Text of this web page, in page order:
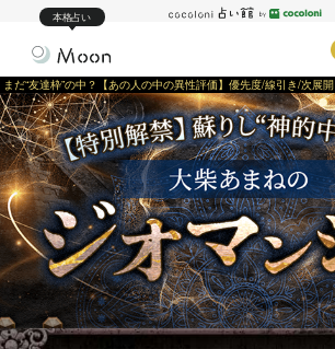
本格占い
まだ“友達枠”の中？【あの人の中の異性評価】優先度/線引き/次展開